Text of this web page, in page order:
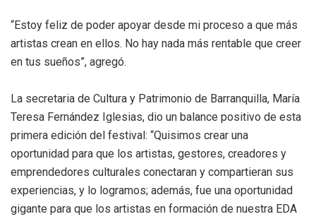
“Estoy feliz de poder apoyar desde mi proceso a que más
artistas crean en ellos. No hay nada más rentable que creer
en tus sueños”, agregó.
La secretaria de Cultura y Patrimonio de Barranquilla, María
Teresa Fernández Iglesias, dio un balance positivo de esta
primera edición del festival: “Quisimos crear una
oportunidad para que los artistas, gestores, creadores y
emprendedores culturales conectaran y compartieran sus
experiencias, y lo logramos; además, fue una oportunidad
gigante para que los artistas en formación de nuestra EDA